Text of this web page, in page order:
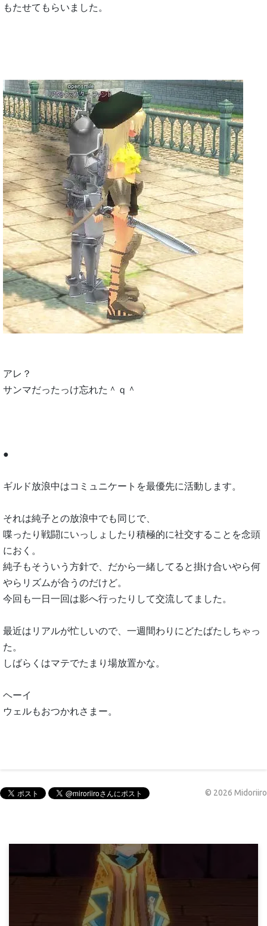
もたせてもらいました。
アレ？
サンマだったっけ忘れた＾ｑ＾
●
ギルド放浪中はコミュニケートを最優先に活動します。
それは純子との放浪中でも同じで、
喋ったり戦闘にいっしょしたり積極的に社交することを念頭
におく。
純子もそういう方針で、だから一緒してると掛け合いやら何
やらリズムが合うのだけど。
今回も一日一回は影へ行ったりして交流してました。
最近はリアルが忙しいので、一週間わりにどたばたしちゃっ
た。
しばらくはマテでたまり場放置かな。
ヘーイ
ウェルもおつかれさまー。
© 2026 Midoriiro